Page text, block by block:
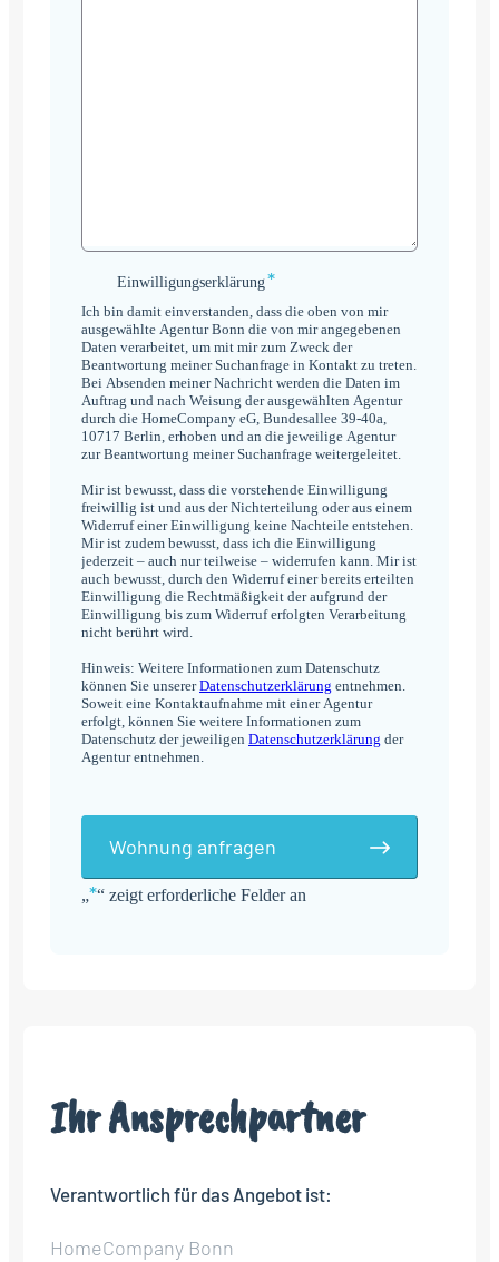
„*“ zeigt erforderliche Felder an
Einwilligungserklärung
Einwilligungserklärung*
Ich bin damit einverstanden, dass die oben von mir
ausgewählte Agentur Bonn die von mir angegebenen
Daten verarbeitet, um mit mir zum Zweck der
Beantwortung meiner Suchanfrage in Kontakt zu treten.
Bei Absenden meiner Nachricht werden die Daten im
Auftrag und nach Weisung der ausgewählten Agentur
durch die HomeCompany eG, Bundesallee 39-40a,
10717 Berlin, erhoben und an die jeweilige Agentur
zur Beantwortung meiner Suchanfrage weitergeleitet.
Mir ist bewusst, dass die vorstehende Einwilligung
freiwillig ist und aus der Nichterteilung oder aus einem
Widerruf einer Einwilligung keine Nachteile entstehen.
Mir ist zudem bewusst, dass ich die Einwilligung
jederzeit – auch nur teilweise – widerrufen kann. Mir ist
auch bewusst, durch den Widerruf einer bereits erteilten
Einwilligung die Rechtmäßigkeit der aufgrund der
Einwilligung bis zum Widerruf erfolgten Verarbeitung
nicht berührt wird.
Hinweis: Weitere Informationen zum Datenschutz
können Sie unsererDatenschutzerklärung entnehmen.
Soweit eine Kontaktaufnahme mit einer Agentur
erfolgt, können Sie weitere Informationen zum
Datenschutz der jeweiligen Datenschutzerklärung der
Agentur entnehmen.
Wohnung anfragen
Ihr Ansprechpartner
Verantwortlich für das Angebot ist:
HomeCompany Bonn